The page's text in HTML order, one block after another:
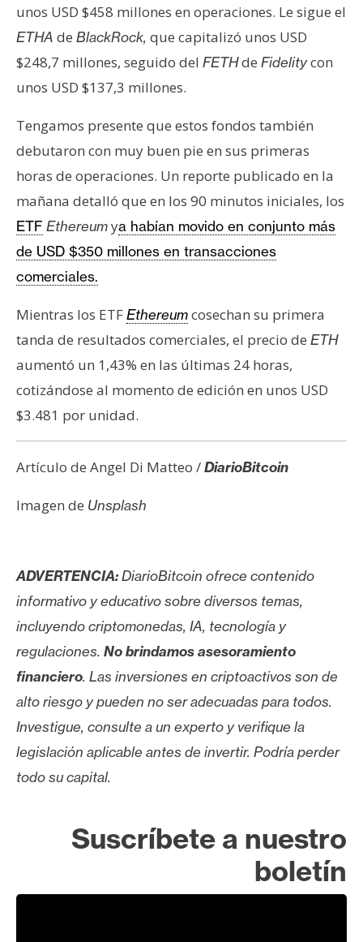
unos USD $458 millones en operaciones. Le sigue el
ETHA de BlackRock, que capitalizó unos USD
$248,7 millones, seguido del FETHde Fidelitycon
unos USD $137,3 millones.
Tengamos presente que estos fondos también
debutaron con muy buen pie en sus primeras
horas de operaciones. Un reporte publicado en la
mañana detalló que en los 90 minutos iniciales, los
ETF Ethereumya habían movido en conjunto más
de USD $350 millones en transacciones
comerciales.
Mientras los ETFEthereumcosechan su primera
tanda de resultados comerciales, el precio de ETH
aumentó un 1,43% en las últimas 24 horas,
cotizándose al momento de edición en unos USD
$3.481 por unidad.
Artículo de Angel Di Matteo /DiarioBitcoin
Imagen de Unsplash
ADVERTENCIA:DiarioBitcoin ofrece contenido
informativo y educativo sobre diversos temas,
incluyendo criptomonedas, IA, tecnología y
regulaciones. No brindamos asesoramiento
financiero. Las inversiones en criptoactivos son de
alto riesgo y pueden no ser adecuadas para todos.
Investigue, consulte a un experto y verifique la
legislación aplicable antes de invertir. Podría perder
todo su capital.
Suscríbete a nuestro
boletín